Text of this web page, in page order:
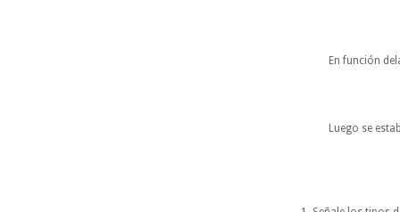
En función delas
Luego se